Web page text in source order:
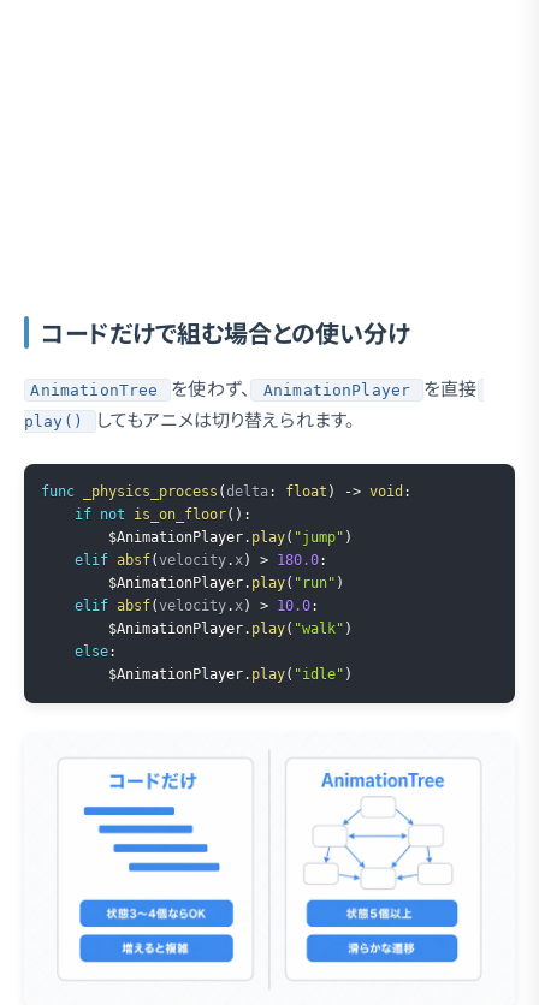
コードだけで組む場合との使い分け
AnimationTree を使わず、 AnimationPlayer を直接
play() してもアニメは切り替えられます。
func _physics_process (delta: float ) -> void :
if not is_on_floor( ) :
$AnimationPlayer. play( "jump" )
elif absf(velocity. x) > 180.0:
$AnimationPlayer. play( "run" )
elif absf(velocity. x) > 10.0:
$AnimationPlayer. play( "walk" )
else:
$AnimationPlayer. play( "idle" )